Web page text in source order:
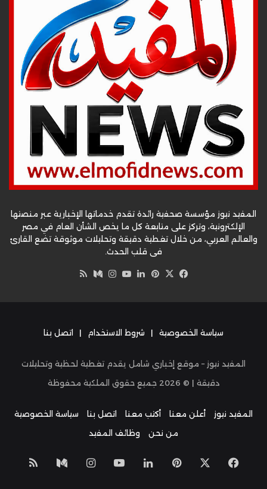
المفيد نيوز مؤسسة صحفية رائدة تقدم خدماتها الإخبارية عبر منصتها
الإلكترونية، وتركز على متابعة كل ما يخص الشأن العام في مصر
والعالم العربي، من خلال تغطية دقيقة وتحليلات موثوقة تضع القارئ
في قلب الحدث.
فيسبوك
‫X بينتيريست
لينكدإن‫YouTube
انستقرام
وسط
سياسة الخصوصية | شروط الاستخدام | اتصل بنا
المفيد نيوز – موقع إخباري شامل يقدم تغطية لحظية وتحليلات
دقيقة | © 2026 جميع حقوق الملكية محفوظة
المفيد نيوز أعلن معنا أكتب معنا اتصل بنا
سياسة الخصوصية
من نحن
وظائف المفيد
فيسبوك بينتيريست
لينكدإن‫YouTube
انستقراموسط